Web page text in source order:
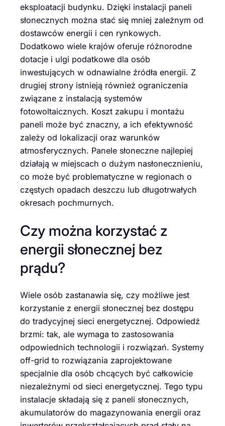
eksploatacji budynku. Dzięki instalacji paneli
słonecznych można stać się mniej zależnym od
dostawców energii i cen rynkowych.
Dodatkowo wiele krajów oferuje różnorodne
dotacje i ulgi podatkowe dla osób
inwestujących w odnawialne źródła energii. Z
drugiej strony istnieją również ograniczenia
związane z instalacją systemów
fotowoltaicznych. Koszt zakupu i montażu
paneli może być znaczny, a ich efektywność
zależy od lokalizacji oraz warunków
atmosferycznych. Panele słoneczne najlepiej
działają w miejscach o dużym nasłonecznieniu,
co może być problematyczne w regionach o
częstych opadach deszczu lub długotrwałych
okresach pochmurnych.
Czy można korzystać z
energii słonecznej bez
prądu?
Wiele osób zastanawia się, czy możliwe jest
korzystanie z energii słonecznej bez dostępu
do tradycyjnej sieci energetycznej. Odpowiedź
brzmi: tak, ale wymaga to zastosowania
odpowiednich technologii i rozwiązań. Systemy
off-grid to rozwiązania zaprojektowane
specjalnie dla osób chcących być całkowicie
niezależnymi od sieci energetycznej. Tego typu
instalacje składają się z paneli słonecznych,
akumulatorów do magazynowania energii oraz